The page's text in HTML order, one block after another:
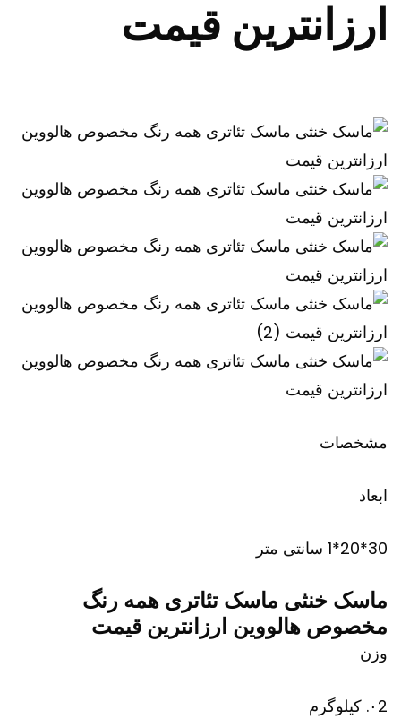
ارزانترین قیمت
مشخصات
ابعاد
30*20*1 سانتی متر
ماسک خنثی ماسک تئاتری همه رنگ
مخصوص هالووین ارزانترین قیمت
وزن
۰2. کیلوگرم